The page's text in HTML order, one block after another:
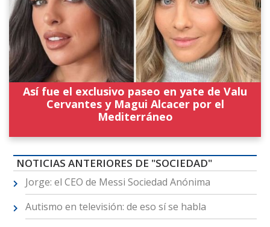
Así fue el exclusivo paseo en yate de Valu
Cervantes y Magui Alcacer por el
Mediterráneo
NOTICIAS ANTERIORES DE "SOCIEDAD"
Jorge: el CEO de Messi Sociedad Anónima
Autismo en televisión: de eso sí se habla